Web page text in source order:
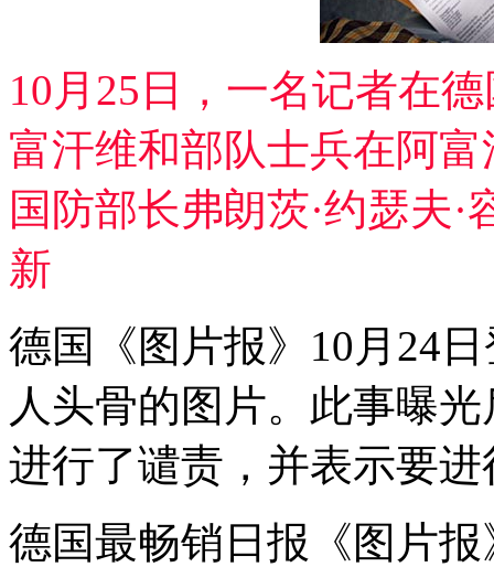
10月25日，一名记者在
富汗维和部队士兵在阿
国防部长弗朗茨·约瑟夫
新
德国《图片报》10月24
人头骨的图片。此事曝
进行了谴责，并表示要
德国最畅销日报《图片